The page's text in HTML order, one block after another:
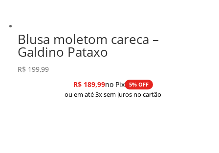
Blusa moletom careca –
Galdino Pataxo
R$ 199,99
R$189,99no Pix 5% OFF
ou em até 3x sem juros no cartão